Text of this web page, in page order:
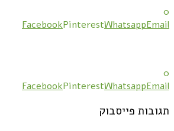
0
FacebookPinterestWhatsappEmail
0
FacebookPinterestWhatsappEmail
תגובות פייסבוק